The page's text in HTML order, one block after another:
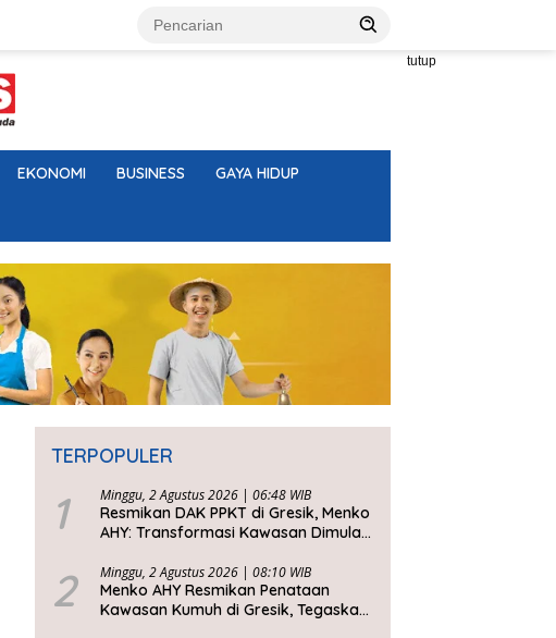
tutup
EKONOMI BUSINESS GAYA HIDUP
TERPOPULER
1 Minggu, 2 Agustus 2026 | 06:48 WIB
Resmikan DAK PPKT di Gresik, Menko
AHY: Transformasi Kawasan Dimulai
2 Minggu, 2 Agustus 2026 | 08:10 WIB
Menko AHY Resmikan Penataan
Kawasan Kumuh di Gresik, Tegaskan